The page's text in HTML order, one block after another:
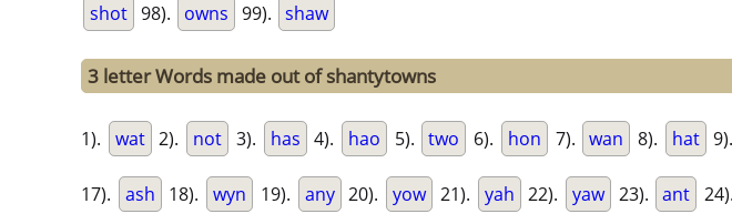
shot 98). owns 99). shaw
3 letter Words made out of shantytowns
1). wat 2). not 3). has 4). hao 5). two 6). hon 7). wan 8). hat 9).
17). ash 18). wyn 19). any 20). yow 21). yah 22). yaw 23). ant 24).